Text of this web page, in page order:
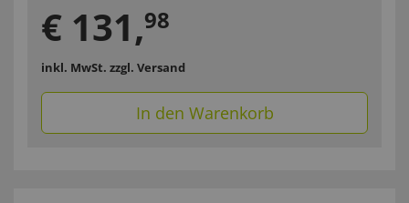
€ 131,98
inkl. MwSt. zzgl. Versand
In den Warenkorb